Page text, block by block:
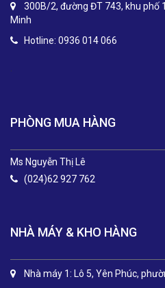
300B/2, đường ĐT 743, khu phố
Minh
Hotline: 0936 014 066
.
PHÒNG MUA HÀNG
Ms Nguyễn Thị Lê
(024)62 927 762
NHÀ MÁY & KHO HÀNG
Nhà máy 1: Lô 5, Yên Phúc,